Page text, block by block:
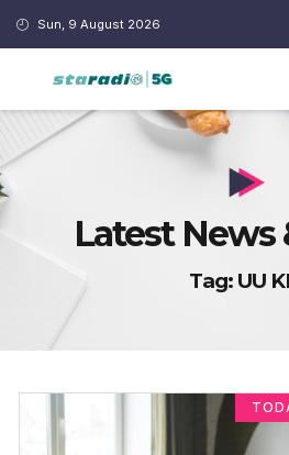
Sun, 9 August 2026
Latest News
Tag: UU